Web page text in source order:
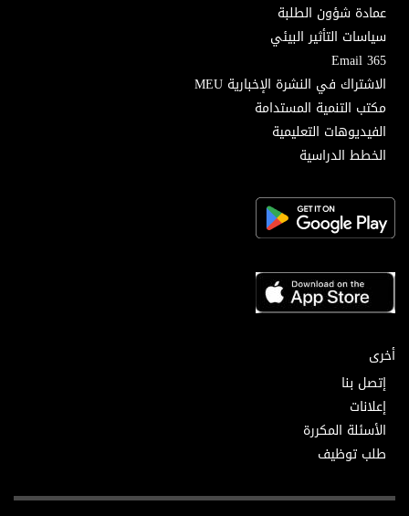
عمادة شؤون الطلبة
سياسات التأثير البيئي
Email 365
الاشتراك في النشرة الإخبارية MEU
مكتب التنمية المستدامة
الفيديوهات التعليمية
الخطط الدراسية
أخرى
إتصل بنا
إعلانات
الأسئلة المكررة
طلب توظيف